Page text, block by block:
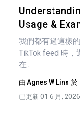
Usage &
我們都有過這樣
TikTok feed 時，
在...
由 Agnes W Linn 於
已更新 01 6 月, 2026